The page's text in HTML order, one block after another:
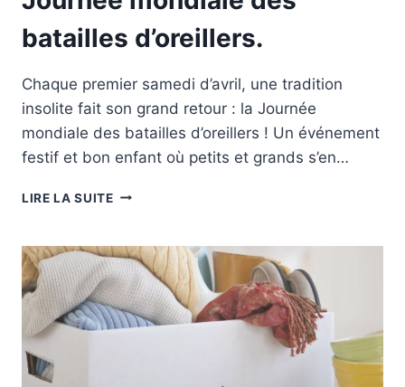
batailles d’oreillers.
Chaque premier samedi d’avril, une tradition
insolite fait son grand retour : la Journée
mondiale des batailles d’oreillers ! Un événement
festif et bon enfant où petits et grands s’en…
LIRE LA SUITEJOURNÉE
BATAILLES
D’OREILLERS.